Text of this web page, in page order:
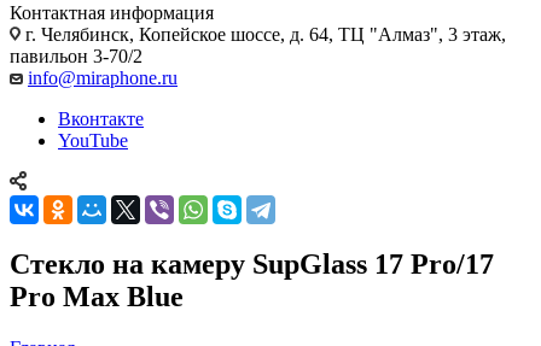
Контактная информация
г. Челябинск, Копейское шоссе, д. 64, ТЦ "Алмаз", 3 этаж,
павильон 3-70/2
info@miraphone.ru
Вконтакте
YouTube
Стекло на камеру SupGlass 17 Pro/17
Pro Max Blue